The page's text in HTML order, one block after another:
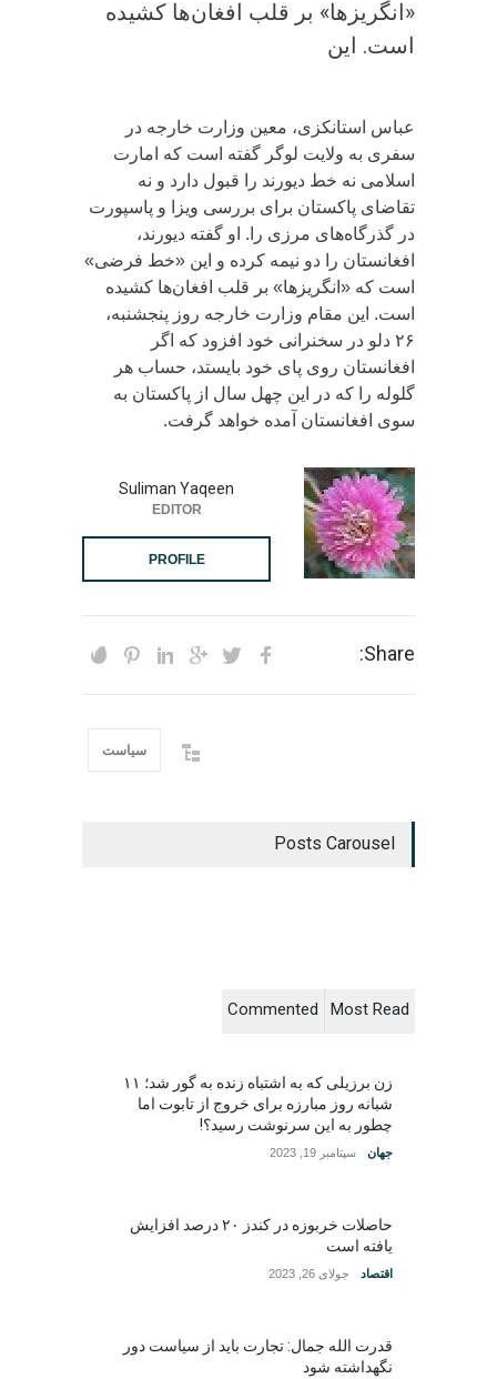
«انگریزها» بر قلب افغان‌ها کشیده
است. ‏این
عباس استانکزی، معین وزارت خارجه در
سفری به ولایت لوگر گفته است که امارت
اسلامی نه خط دیورند را قبول دارد و نه
تقاضای پاکستان برای بررسی ویزا و پاسپورت
در گذرگاه‌های مرزی را. ‏او گفته دیورند،
افغانستان را دو نیمه کرده و این «خط فرضی»
است که «انگریزها» بر قلب افغان‌ها کشیده
است. ‏این مقام وزارت خارجه روز پنجشنبه،
۲۶ دلو در سخنرانی خود افزود که اگر
افغانستان روی پای خود بایستد، حساب هر
گلوله را که در این چهل سال از پاکستان به
سوی افغانستان آمده خواهد گرفت.
Suliman Yaqeen
EDITOR
PROFILE
Share:
سیاست
Posts Carousel
Most Read
Commented
زن برزیلی که به اشتباه زنده به گور شد؛ ۱۱
شبانه روز مبارزه برای خروج از تابوت اما
چطور به این سرنوشت رسید؟!
جهان سپتامبر 19, 2023
حاصلات خربوزه در کندز ۲۰ درصد افزایش
یافته است
اقتصاد جولای 26, 2023
قدرت الله جمال: تجارت باید از سیاست دور
نگهداشته شود